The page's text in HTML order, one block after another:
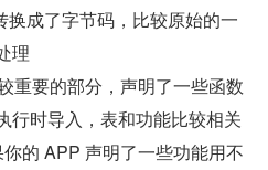
成了字节码，比较原始的一
理
重要的部分，声明了一些函数
行时导入，表和功能比较相关
的 APP 声明了一些功能用不